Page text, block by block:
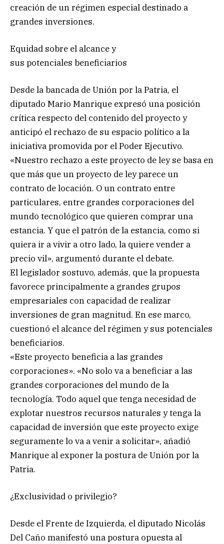
creación de un régimen especial destinado a
grandes inversiones.
Equidad sobre el alcance y
sus potenciales beneficiarios
Desde la bancada de Unión por la Patria, el
diputado Mario Manrique expresó una posición
crítica respecto del contenido del proyecto y
anticipó el rechazo de su espacio político a la
iniciativa promovida por el Poder Ejecutivo.
«Nuestro rechazo a este proyecto de ley se basa en
que más que un proyecto de ley parece un
contrato de locación. O un contrato entre
particulares, entre grandes corporaciones del
mundo tecnológico que quieren comprar una
estancia. Y que el patrón de la estancia, como si
quiera ir a vivir a otro lado, la quiere vender a
precio vil», argumentó durante el debate.
El legislador sostuvo, además, que la propuesta
favorece principalmente a grandes grupos
empresariales con capacidad de realizar
inversiones de gran magnitud. En ese marco,
cuestionó el alcance del régimen y sus potenciales
beneficiarios.
«Este proyecto beneficia a las grandes
corporaciones». «No solo va a beneficiar a las
grandes corporaciones del mundo de la
tecnología. Todo aquel que tenga necesidad de
explotar nuestros recursos naturales y tenga la
capacidad de inversión que este proyecto exige
seguramente lo va a venir a solicitar», añadió
Manrique al exponer la postura de Unión por la
Patria.
¿Exclusividad o privilegio?
Desde el Frente de Izquierda, el diputado Nicolás
Del Caño manifestó una postura opuesta al